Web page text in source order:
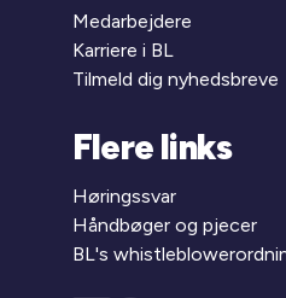
Medarbejdere
Karriere i BL
Tilmeld dig nyhedsbreve
Flere links
Høringssvar
Håndbøger og pjecer
BL's